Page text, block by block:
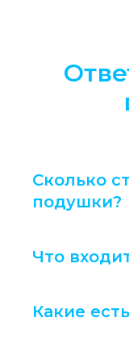
Сколько
подушки?
Что
Какие